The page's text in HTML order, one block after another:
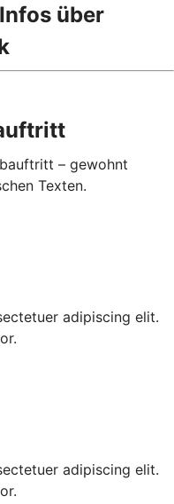
über
– gewohnt
Texten.
adipiscing elit.
adipiscing elit.